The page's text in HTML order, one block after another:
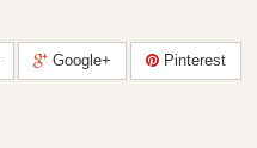
Google+ Pinterest